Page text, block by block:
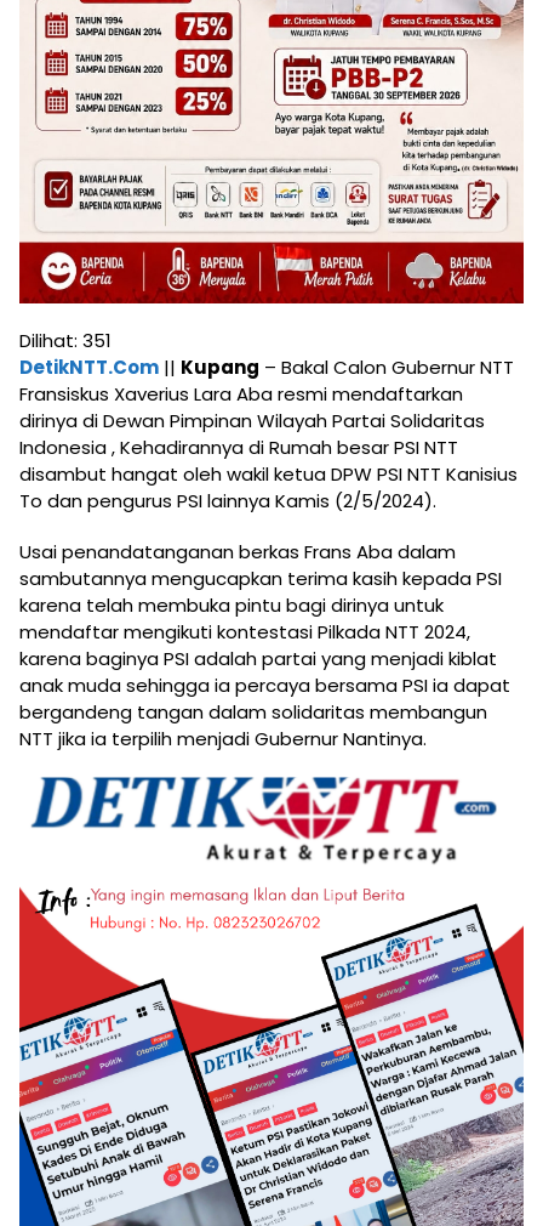
Dilihat: 351
DetikNTT.Com || Kupang – Bakal Calon Gubernur NTT
Fransiskus Xaverius Lara Aba resmi mendaftarkan
dirinya di Dewan Pimpinan Wilayah Partai Solidaritas
Indonesia , Kehadirannya di Rumah besar PSI NTT
disambut hangat oleh wakil ketua DPW PSI NTT Kanisius
To dan pengurus PSI lainnya Kamis (2/5/2024).
Usai penandatanganan berkas Frans Aba dalam
sambutannya mengucapkan terima kasih kepada PSI
karena telah membuka pintu bagi dirinya untuk
mendaftar mengikuti kontestasi Pilkada NTT 2024,
karena baginya PSI adalah partai yang menjadi kiblat
anak muda sehingga ia percaya bersama PSI ia dapat
bergandeng tangan dalam solidaritas membangun
NTT jika ia terpilih menjadi Gubernur Nantinya.